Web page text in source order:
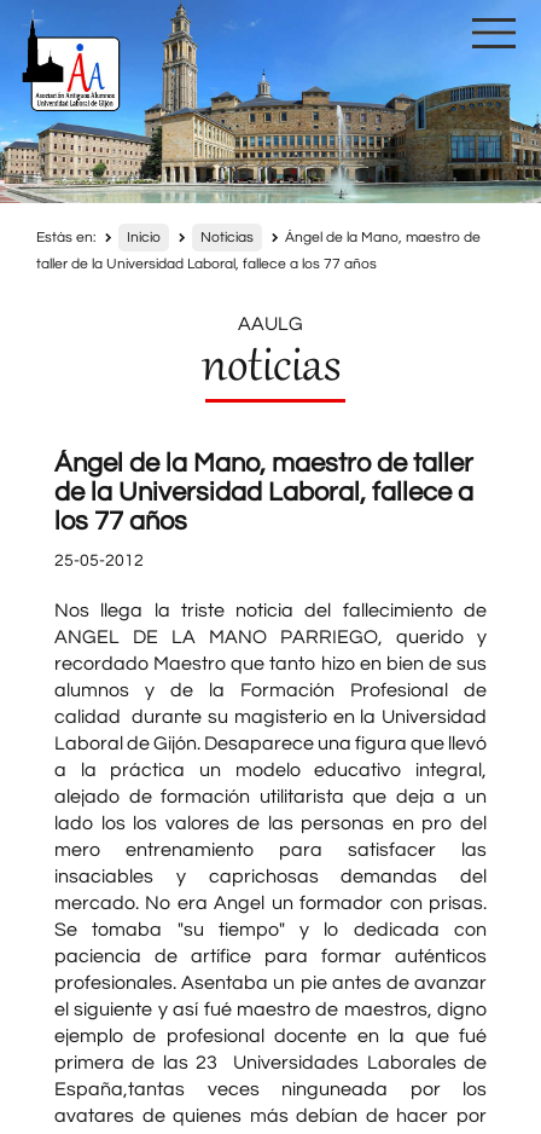
Estás en: Inicio Noticias
Ángel de la Mano, maestro de
taller de la Universidad Laboral, fallece a los 77 años
AAULG
noticias
Ángel de la Mano, maestro de taller
de la Universidad Laboral, fallece a
los 77 años
25-05-2012
Nos llega la triste noticia del fallecimiento de
ANGEL DE LA MANO PARRIEGO, querido y
recordado Maestro que tanto hizo en bien de sus
alumnos y de la Formación Profesional de
calidad durante su magisterio en la Universidad
Laboral de Gijón. Desaparece una figura que llevó
a la práctica un modelo educativo integral,
alejado de formación utilitarista que deja a un
lado los los valores de las personas en pro del
mero entrenamiento para satisfacer las
insaciables y caprichosas demandas del
mercado. No era Angel un formador con prisas.
Se tomaba "su tiempo" y lo dedicada con
paciencia de artífice para formar auténticos
profesionales. Asentaba un pie antes de avanzar
el siguiente y así fué maestro de maestros, digno
ejemplo de profesional docente en la que fué
primera de las 23 Universidades Laborales de
España,tantas veces ninguneada por los
avatares de quienes más debían de hacer por